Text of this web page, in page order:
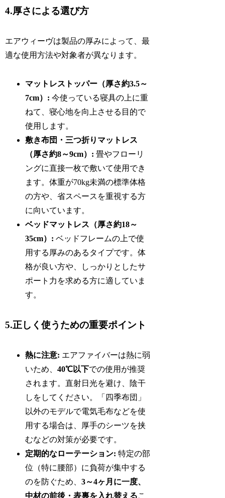
4.厚さによる選び方
エアウィーヴは製品の厚みによって、最
適な使用方法や対象者が異なります。
マットレストッパー（厚さ約3.5～
7cm）: 今使っている寝具の上に重
ねて、寝心地を向上させる目的で
使用します。
敷き布団・三つ折りマットレス
（厚さ約8～9cm）: 畳やフローリ
ングに直接一枚で敷いて使用でき
ます。体重が70kg未満の標準体格
の方や、省スペースを重視する方
に向いています。
ベッドマットレス（厚さ約18～
35cm）: ベッドフレームの上で使
用する厚みのあるタイプです。体
格が良い方や、しっかりとしたサ
ポート力を求める方に適していま
す。
5.正しく使うための重要ポイント
熱に注意: エアファイバーは熱に弱
いため、40℃以下での使用が推奨
されます。直射日光を避け、陰干
しをしてください。「四季布団」
以外のモデルで電気毛布などを使
用する場合は、厚手のシーツを挟
むなどの対策が必要です。
定期的なローテーション: 特定の部
位（特に腰部）に負荷が集中する
のを防ぐため、3～4ヶ月に一度、
中材の前後・表裏を入れ替えるこ